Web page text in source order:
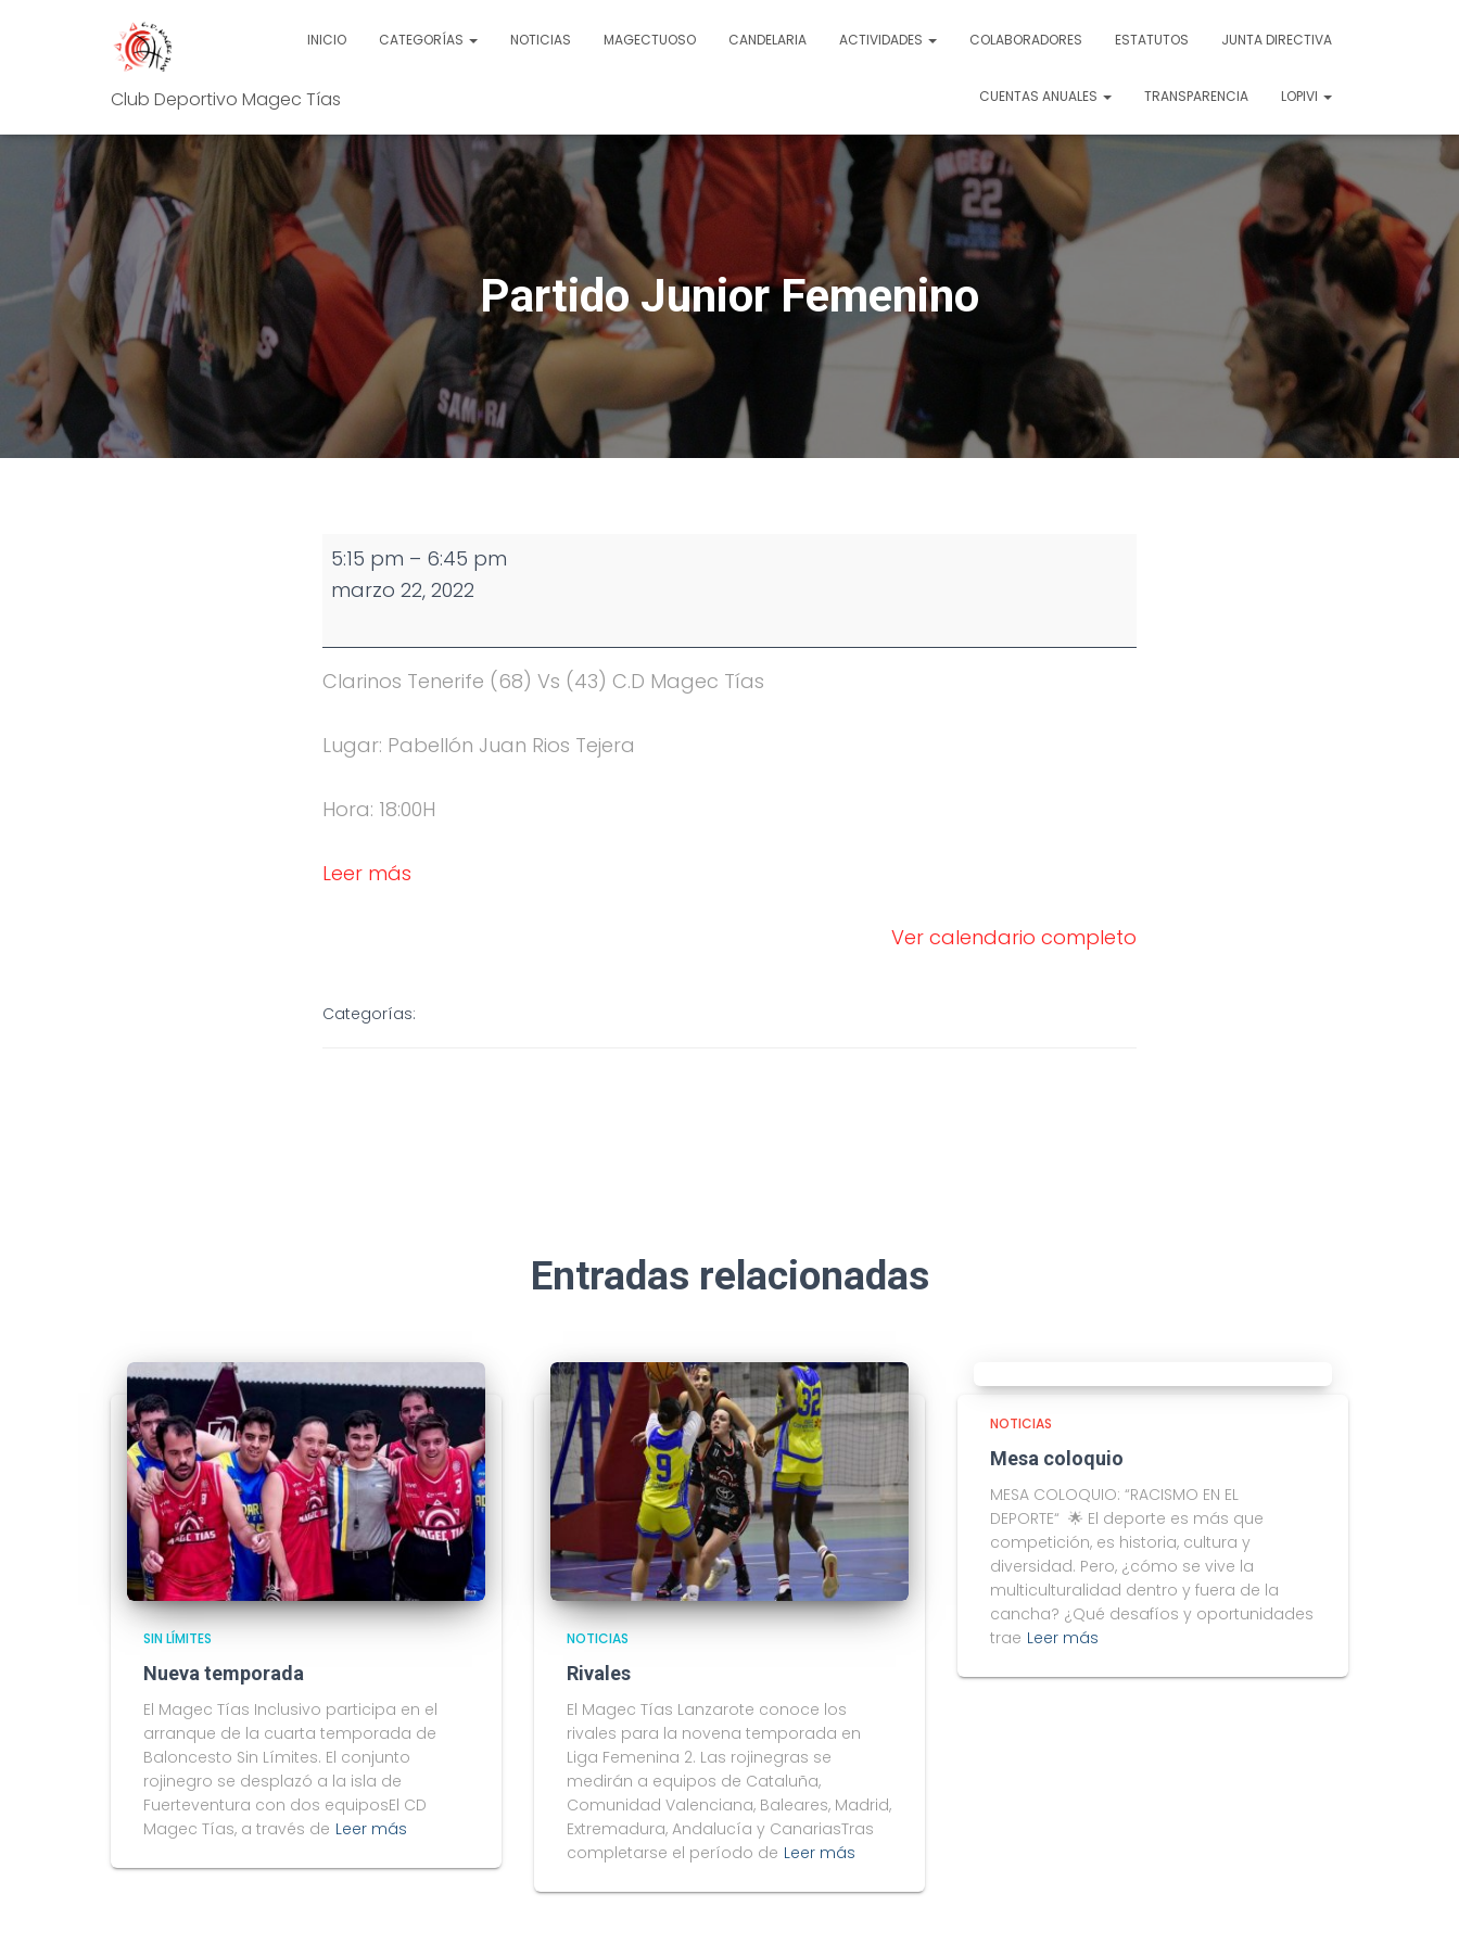
Club Deportivo Magec Tías
INICIO CATEGORÍAS NOTICIAS MAGECTUOSO CANDELARIA ACTIVIDADES COLABORADORES ESTATUTOS JUNTA DIRECTIVA
CUENTAS ANUALES TRANSPARENCIA LOPIVI
Partido Junior Femenino
Partido
Junior
5:15 pm – 6:45 pm
marzo 22, 2022
Clarinos Tenerife (68) Vs (43) C.D Magec Tías
Lugar: Pabellón Juan Rios Tejera
Hora: 18:00H
Leer más
Ver calendario completo
Categorías:
Entradas relacionadas
SIN LÍMITES
Nueva temporada
El Magec Tías Inclusivo participa en el
arranque de la cuarta temporada de
Baloncesto Sin Límites. El conjunto
rojinegro se desplazó a la isla de
Fuerteventura con dos equiposEl CD
Magec Tías, a través de Leer más
NOTICIAS
Rivales
El Magec Tías Lanzarote conoce los
rivales para la novena temporada en
Liga Femenina 2. Las rojinegras se
medirán a equipos de Cataluña,
Comunidad Valenciana, Baleares, Madrid,
Extremadura, Andalucía y CanariasTras
completarse el período de Leer más
NOTICIAS
Mesa coloquio
MESA COLOQUIO: “RACISMO EN EL
DEPORTE“ 🌟 El deporte es más que
competición, es historia, cultura y
diversidad. Pero, ¿cómo se vive la
multiculturalidad dentro y fuera de la
cancha? ¿Qué desafíos y oportunidades
trae Leer más